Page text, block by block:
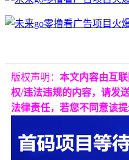
版权声明： 本文内容由互
权/违法违规的内容，请发
法律责任，若您不同意该